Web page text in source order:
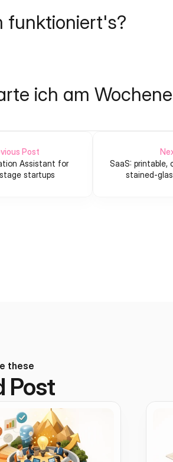
funktioniert's?
ich am
Post
Assistant for
startups
SaaS: printable,
stained-
these
Post